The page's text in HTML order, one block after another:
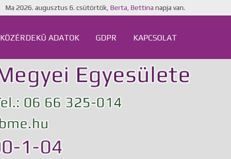
Ma 2026. augusztus 6. csütörtök, Berta, Bettina napja van.
KÖZÉRDEKŰ ADATOK GDPR KAPCSOLAT